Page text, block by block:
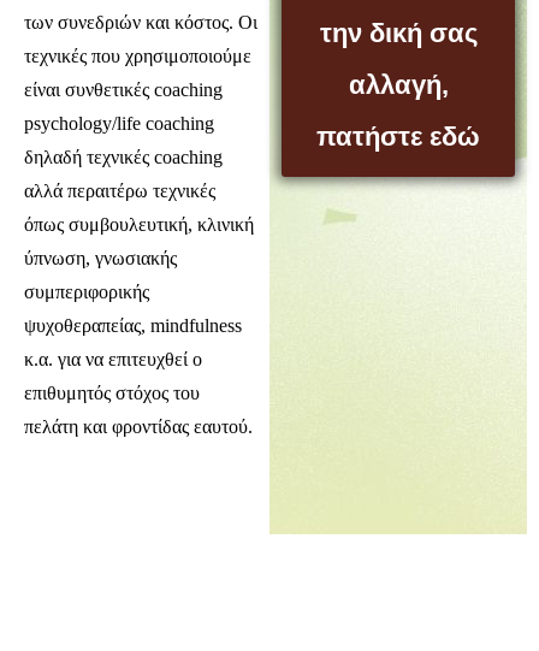
των συνεδριών και κόστος. Οι
τεχνικές που χρησιμοποιούμε
είναι συνθετικές coaching
psychology/life coaching
δηλαδή τεχνικές coaching
αλλά περαιτέρω τεχνικές
όπως συμβουλευτική, κλινική
ύπνωση, γνωσιακής
συμπεριφορικής
ψυχοθεραπείας, mindfulness
κ.α. για να επιτευχθεί ο
επιθυμητός στόχος του
πελάτη και φροντίδας εαυτού.
την δική σας
αλλαγή,
πατήστε εδώ